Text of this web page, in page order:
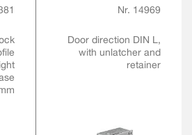
Nr. 14969
Door direction DIN L,
with unlatcher and
retainer